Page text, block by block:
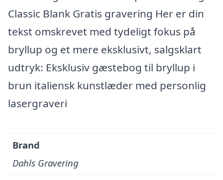
Classic Blank Gratis gravering Her er din
tekst omskrevet med tydeligt fokus på
bryllup og et mere eksklusivt, salgsklart
udtryk: Eksklusiv gæstebog til bryllup i
brun italiensk kunstlæder med personlig
lasergraveri
Brand
Dahls Gravering